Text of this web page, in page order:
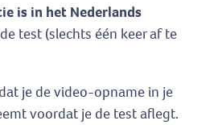
is in het Nederlands
test (slechts één keer af te
je de video-opname in je
voordat je de test aflegt.